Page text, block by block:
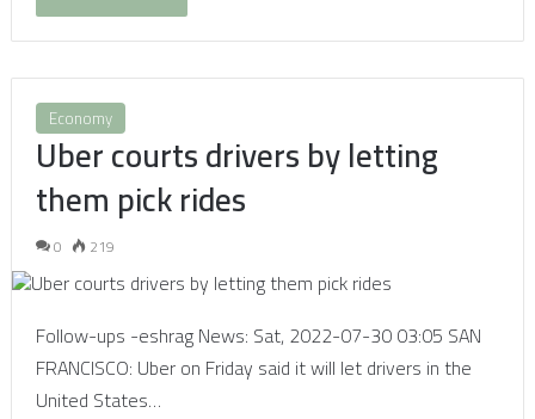
Economy
Uber courts drivers by letting
them pick rides
0 219
Follow-ups -eshrag News: Sat, 2022-07-30 03:05 SAN
FRANCISCO: Uber on Friday said it will let drivers in the
United States…